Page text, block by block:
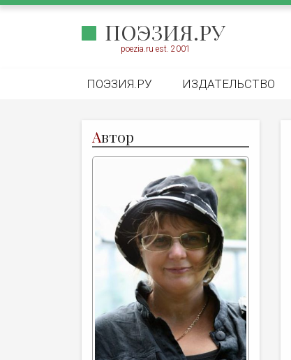
ПОЭЗИЯ.РУ
poezia.ru est. 2001
ПОЭЗИЯ.РУ ИЗДАТЕЛЬСТВО
Автор